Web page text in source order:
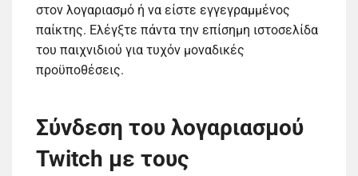
στον λογαριασμό ή να είστε εγγεγραμμένος
παίκτης. Ελέγξτε πάντα την επίσημη ιστοσελίδα
του παιχνιδιού για τυχόν μοναδικές
προϋποθέσεις.
Σύνδεση του λογαριασμού
Twitch με τους